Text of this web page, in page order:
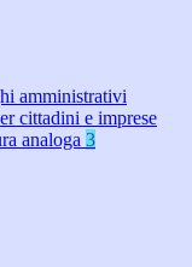
amministrativi
cittadini e imprese
analoga 3